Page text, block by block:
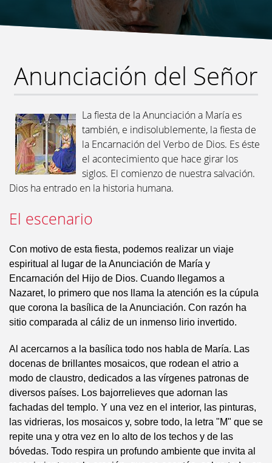
Anunciación del Señor
La fiesta de la Anunciación a María es
también, e indisolublemente, la fiesta de
la Encarnación del Verbo de Dios. Es éste
el acontecimiento que hace girar los
siglos. El comienzo de nuestra salvación.
Dios ha entrado en la historia humana.
El escenario
Con motivo de esta fiesta, podemos realizar un viaje
espiritual al lugar de la Anunciación de María y
Encarnación del Hijo de Dios. Cuando llegamos a
Nazaret, lo primero que nos llama la atención es la cúpula
que corona la basílica de la Anunciación. Con razón ha
sitio comparada al cáliz de un inmenso lirio invertido.
Al acercarnos a la basílica todo nos habla de María. Las
docenas de brillantes mosaicos, que rodean el atrio a
modo de claustro, dedicados a las vírgenes patronas de
diversos países. Los bajorrelieves que adornan las
fachadas del templo. Y una vez en el interior, las pinturas,
las vidrieras, los mosaicos y, sobre todo, la letra "M" que se
repite una y otra vez en lo alto de los techos y de las
bóvedas. Todo respira un profundo ambiente que invita al